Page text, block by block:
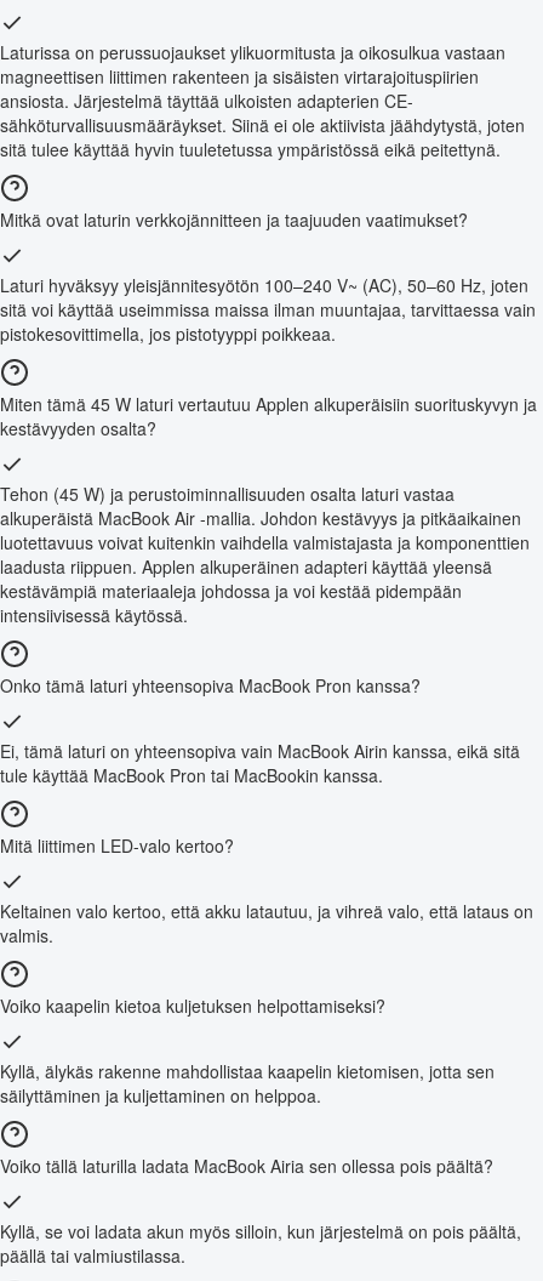
Laturissa on perussuojaukset ylikuormitusta ja oikosulkua vastaan
magneettisen liittimen rakenteen ja sisäisten virtarajoituspiirien
ansiosta. Järjestelmä täyttää ulkoisten adapterien CE-
sähköturvallisuusmääräykset. Siinä ei ole aktiivista jäähdytystä, joten
sitä tulee käyttää hyvin tuuletetussa ympäristössä eikä peitettynä.
Mitkä ovat laturin verkkojännitteen ja taajuuden vaatimukset?
Laturi hyväksyy yleisjännitesyötön 100–240 V~ (AC), 50–60 Hz, joten
sitä voi käyttää useimmissa maissa ilman muuntajaa, tarvittaessa vain
pistokesovittimella, jos pistotyyppi poikkeaa.
Miten tämä 45 W laturi vertautuu Applen alkuperäisiin suorituskyvyn ja
kestävyyden osalta?
Tehon (45 W) ja perustoiminnallisuuden osalta laturi vastaa
alkuperäistä MacBook Air -mallia. Johdon kestävyys ja pitkäaikainen
luotettavuus voivat kuitenkin vaihdella valmistajasta ja komponenttien
laadusta riippuen. Applen alkuperäinen adapteri käyttää yleensä
kestävämpiä materiaaleja johdossa ja voi kestää pidempään
intensiivisessä käytössä.
Onko tämä laturi yhteensopiva MacBook Pron kanssa?
Ei, tämä laturi on yhteensopiva vain MacBook Airin kanssa, eikä sitä
tule käyttää MacBook Pron tai MacBookin kanssa.
Mitä liittimen LED-valo kertoo?
Keltainen valo kertoo, että akku latautuu, ja vihreä valo, että lataus on
valmis.
Voiko kaapelin kietoa kuljetuksen helpottamiseksi?
Kyllä, älykäs rakenne mahdollistaa kaapelin kietomisen, jotta sen
säilyttäminen ja kuljettaminen on helppoa.
Voiko tällä laturilla ladata MacBook Airia sen ollessa pois päältä?
Kyllä, se voi ladata akun myös silloin, kun järjestelmä on pois päältä,
päällä tai valmiustilassa.